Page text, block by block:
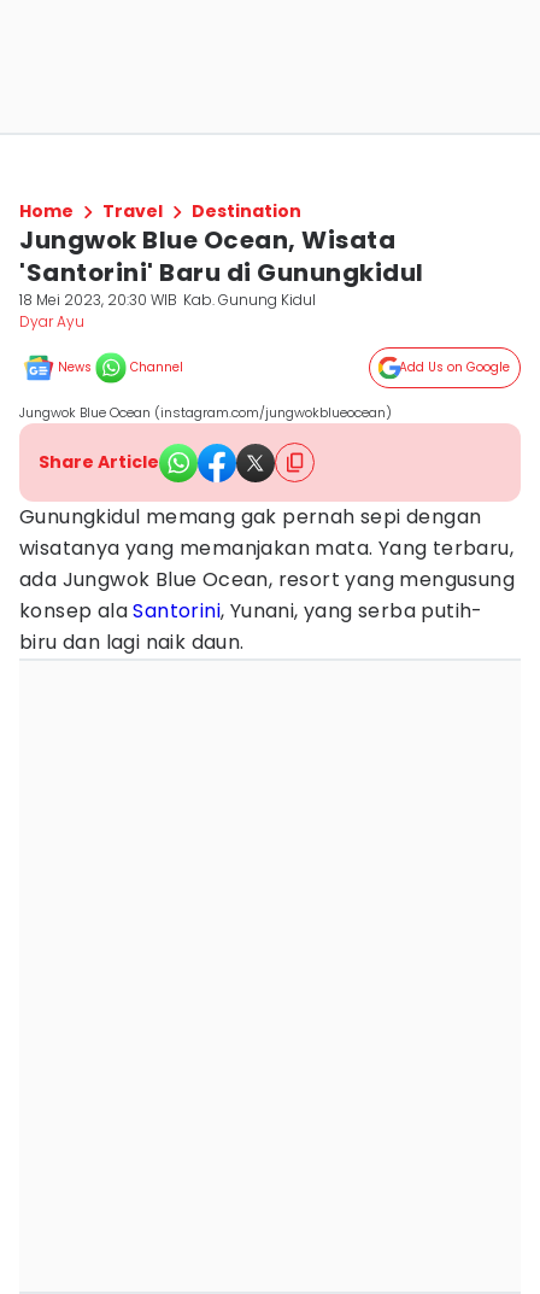
Home Travel Destination
Jungwok Blue Ocean, Wisata
'Santorini' Baru di Gunungkidul
18 Mei 2023, 20:30 WIB Kab. Gunung Kidul
Dyar Ayu
News Channel Add Us on Google
Jungwok Blue Ocean (instagram.com/jungwokblueocean)
Share Article
Gunungkidul memang gak pernah sepi dengan
wisatanya yang memanjakan mata. Yang terbaru,
ada Jungwok Blue Ocean, resort yang mengusung
konsep alaSantorini, Yunani, yang serba putih-
biru dan lagi naik daun.